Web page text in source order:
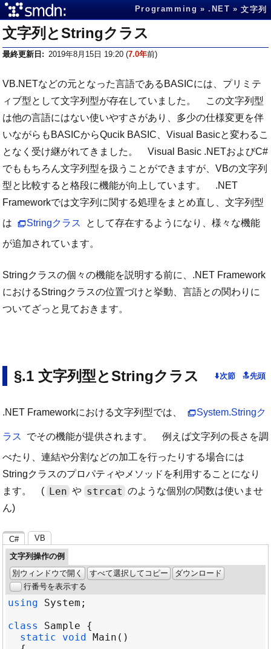
Programming .NET 文字列
文字列とStringクラス
最終更新日 2019年8月15日 19:20 (7.0年前)
VB.NETなどの元となった言語であるBASICには、プリミテ
ィブ型として文字列型が存在していました。 この文字列型
は他の言語にはない使いやすさがあり、多少の仕様変更を伴
いながらもBASICからQucik BASIC、Visual Basicと変わるこ
となく受け継がれてきました。 Visual Basic .NETおよびC#
でももちろん文字列型を扱うことができますが、VBの文字列
型と比較すると格段に機能が向上しています。 .NET
Frameworkでは文字列に関する処理をまとめ直し、文字列型
は
Stringクラス
として存在するようになり、様々な機能
が追加されています。
Stringクラスの個々の機能を説明する前に、.NET Framework
におけるStringクラスの位置づけと挙動、言語との関わりに
ついてざっと見ておきます。
文字列型とStringクラス
.NET Frameworkにおける文字列型では、 System.Stringク
ラス
でその機能が提供されます。 例えば文字列の長さを調
べたり、連結や分割などの加工を行ったりする場合には
Stringクラスのプロパティやメソッドを利用することになり
ます。 ( Len や strcat のような個別の関数は使いませ
ん)
C# VB
文字列操作の例
別ウィンドウで開く
すべて選択してコピー
ダウンロード
行番号を表示する
using System
class
Sample
static
void Main